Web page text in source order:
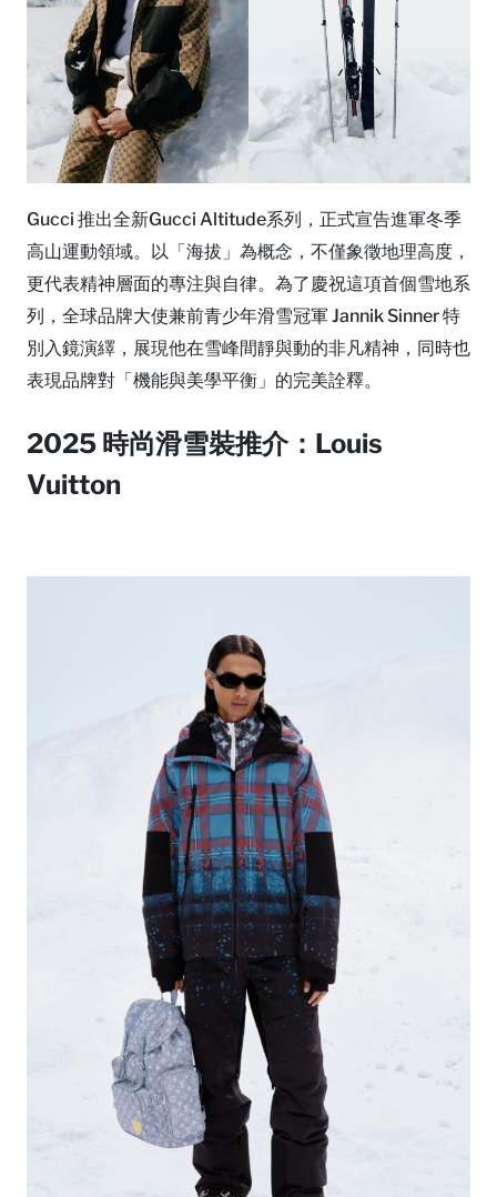
Gucci 推出全新Gucci Altitude系列，正式宣告進軍冬季
高山運動領域。以「海拔」為概念，不僅象徵地理高度，
更代表精神層面的專注與自律。為了慶祝這項首個雪地系
列，全球品牌大使兼前青少年滑雪冠軍 Jannik Sinner 特
別入鏡演繹，展現他在雪峰間靜與動的非凡精神，同時也
表現品牌對「機能與美學平衡」的完美詮釋。
2025 時尚滑雪裝推介：Louis
Vuitton